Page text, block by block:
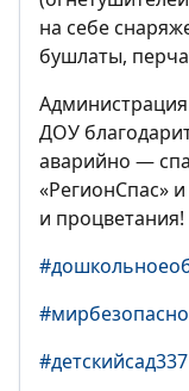
на себе
бушлаты,
Администрация
ДОУ
аварийно —
«РегионСпас»
и процветания!
#детскийсад337